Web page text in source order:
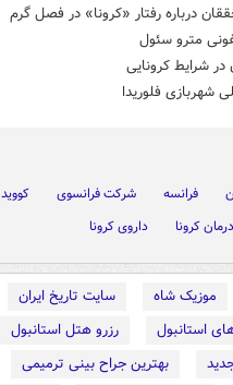
درباره رفتار «کرونا» در فصل گرم
مترو سئول
شرایط کرونایی
فلوریدا
فرانسه شرکت فرانسوی کووید ۱۹
درمان کرونا داروی کرونا
موزیک شاه
سایت تاریخ ایران
استانبول
رزرو هتل استانبول
بهترین جراح بینی ترمیمی